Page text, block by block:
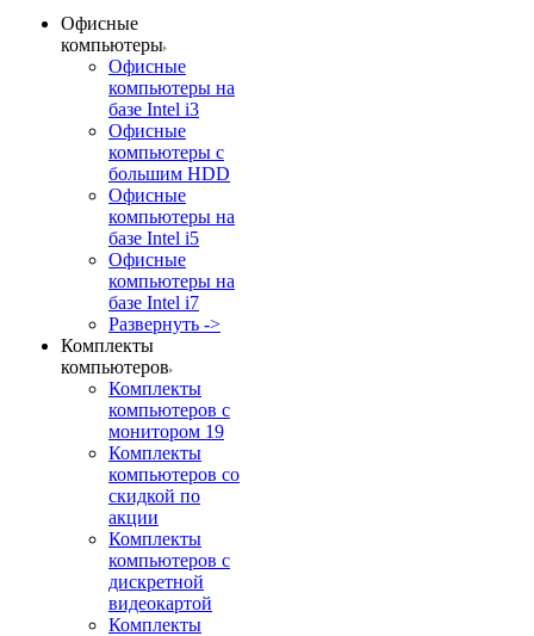
Офисные
компьютеры
Офисные
компьютеры на
базе Intel i3
Офисные
компьютеры с
большим HDD
Офисные
компьютеры на
базе Intel i5
Офисные
компьютеры на
базе Intel i7
Развернуть ->
Комплекты
компьютеров
Комплекты
компьютеров с
монитором 19
Комплекты
компьютеров со
скидкой по
акции
Комплекты
компьютеров с
дискретной
видеокартой
Комплекты